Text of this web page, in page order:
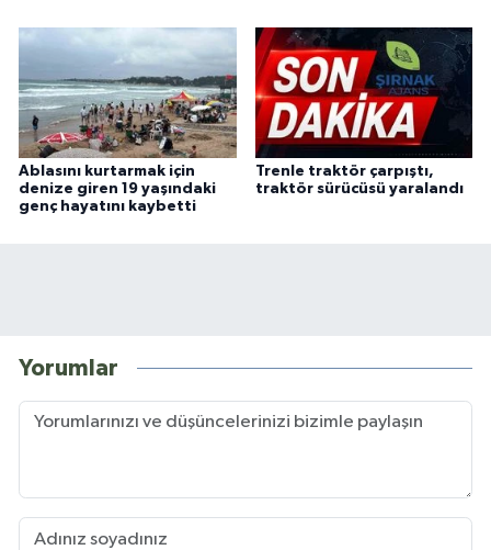
Ablasını kurtarmak için
denize giren 19 yaşındaki
genç hayatını kaybetti
Trenle traktör çarpıştı,
traktör sürücüsü yaralandı
Yorumlar